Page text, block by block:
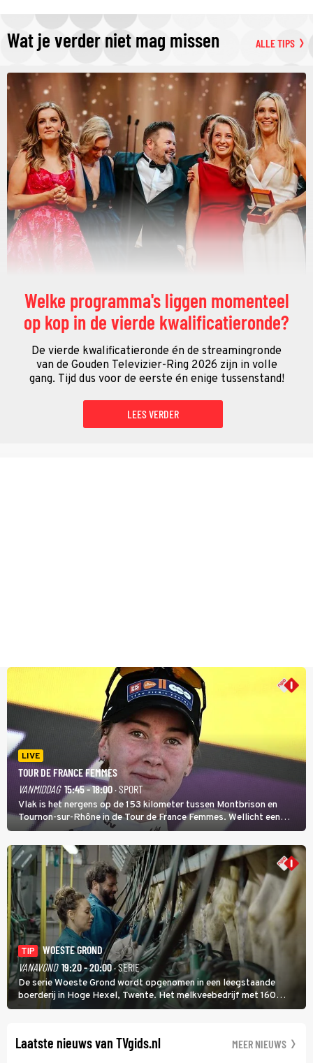
Wat je verder niet mag missen ALLE TIPS
Welke programma's liggen momenteel
op kop in de vierde kwalificatieronde?
De vierde kwalificatieronde én de streamingronde
van de Gouden Televizier-Ring 2026 zijn in volle
gang. Tijd dus voor de eerste én enige tussenstand!
LEES VERDER
LIVE
TOUR DE FRANCE FEMMES
VANMIDDAG 15:45 - 18:00· SPORT
Vlak is het nergens op de 153 kilometer tussen Montbrison en
Tournon-sur-Rhône in de Tour de France Femmes. Wellicht een
kans voor Nienke Vinke, die vorig jaar de witte trui won.
TIP
WOESTE GROND
VANAVOND 19:20 - 20:00· SERIE
De serie Woeste Grond wordt opgenomen in een leegstaande
boerderij in Hoge Hexel, Twente. Het melkveebedrijf met 160
koeien moest sluiten, omdat het dicht bij een Natura 2000-gebied
Laatste nieuws van TVgids.nl MEER NIEUWS